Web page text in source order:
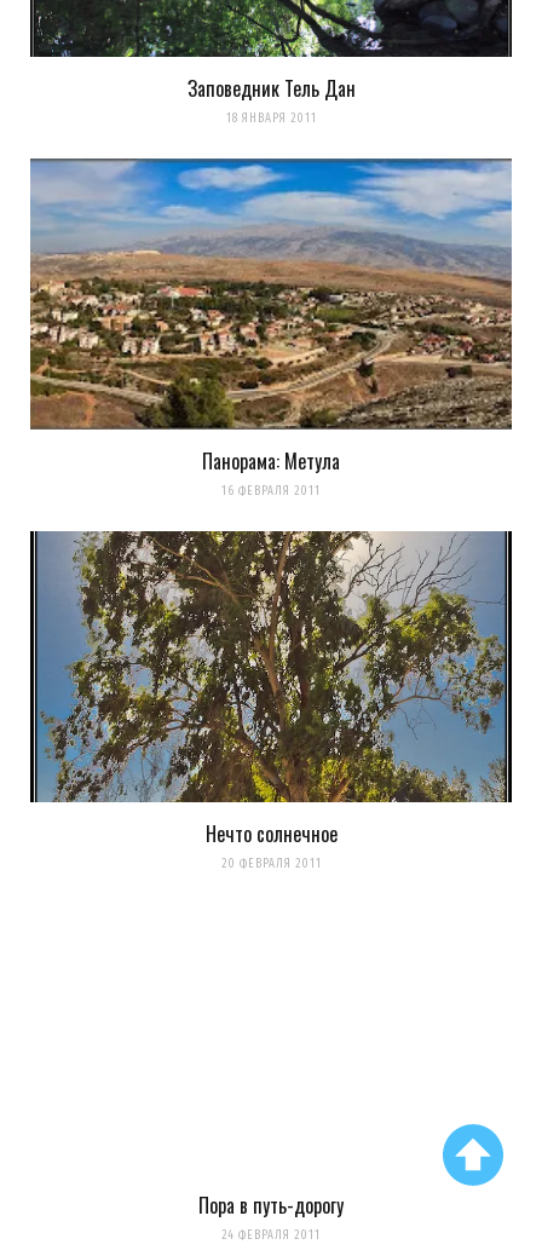
Сохранить моё имя, email и адрес сайта в этом браузере для
последующих моих комментариев.
Уведомить меня о новых комментариях по email.
Оповещать о новых
комментариях. А можно простоподписаться на комментарии
Заповедник Тель Дан
18 ЯНВАРЯ 2011
Панорама: Метула
16 ФЕВРАЛЯ 2011
Нечто солнечное
20 ФЕВРАЛЯ 2011
Пора в путь-дорогу
24 ФЕВРАЛЯ 2011